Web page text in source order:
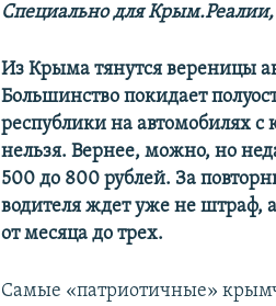
Специально для
Из Крыма тянутся вереницы
Большинство покидает
республики на автомобилях
нельзя. Вернее, можно, но
500 до 800 рублей. За
водителя ждет уже не штраф,
от месяца до трех.
Самые «патриотичные»